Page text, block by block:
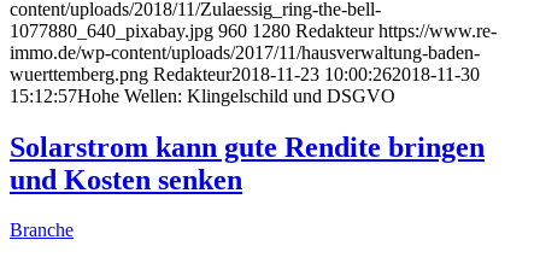
content/uploads/2018/11/Zulaessig_ring-the-bell-
1077880_640_pixabay.jpg 960 1280 Redakteur https://www.re-
immo.de/wp-content/uploads/2017/11/hausverwaltung-baden-
wuerttemberg.png Redakteur2018-11-23 10:00:262018-11-30
15:12:57Hohe Wellen: Klingelschild und DSGVO
Solarstrom kann gute Rendite bringen
und Kosten senken
Branche